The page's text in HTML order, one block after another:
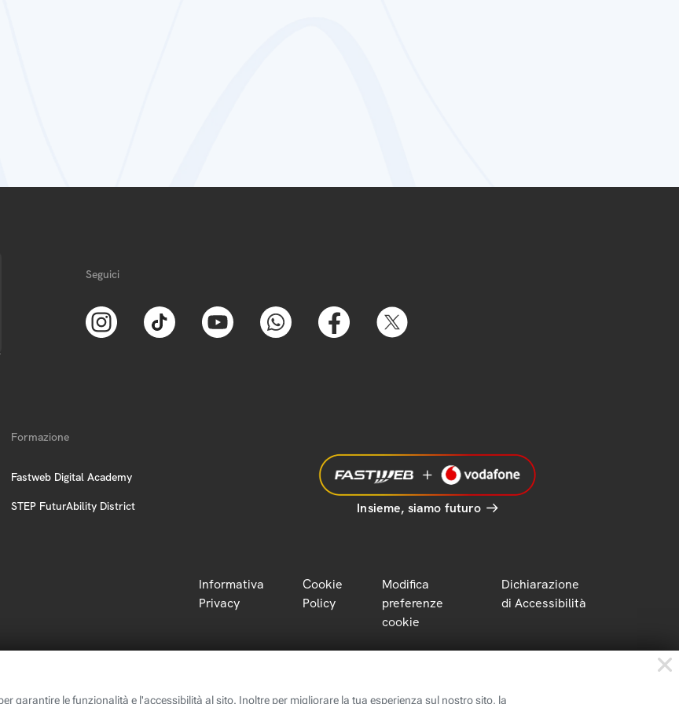
Seguici
Formazione
Fastweb Digital Academy
STEP FuturAbility District Insieme, siamo futuro
Informativa
Privacy
Cookie
Policy
Modifica
preferenze
cookie
Dichiarazione
di Accessibilità